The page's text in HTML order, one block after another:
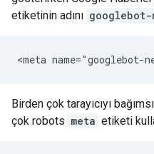
etiketinin adını googlebot-
<meta
Birden çok tarayıcıyı
çok robots meta etiketi